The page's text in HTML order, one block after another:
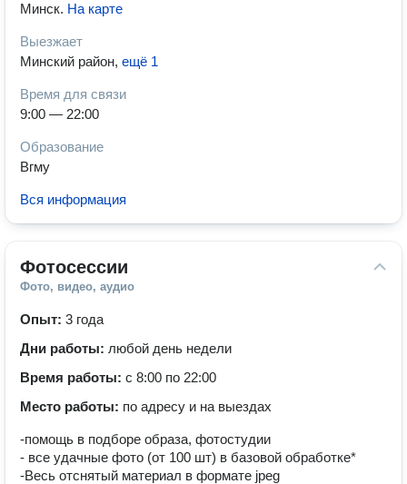
Минск. На карте
Выезжает
Минский район, ещё 1
Время для связи
9:00 — 22:00
Образование
Вгму
Вся информация
Фотосессии
Фото, видео, аудио
Опыт: 3 года
Дни работы: любой день недели
Время работы: с 8:00 по 22:00
Место работы: по адресу и на выездах
-помощь в подборе образа, фотостудии
- все удачные фото (от 100 шт) в базовой обработке*
-Весь отснятый материал в формате jpeg